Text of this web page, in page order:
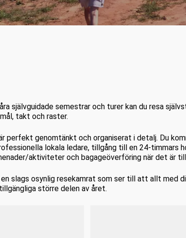
självguidade semestrar och turer kan du resa
takt och raster.
perfekt genomtänkt och organiserat i detalj. Du
lokala ledare, tillgång till en 24-timmars
aktiviteter och bagageöverföring när det är
en slags osynlig resekamrat som ser till att allt med
större delen av året.